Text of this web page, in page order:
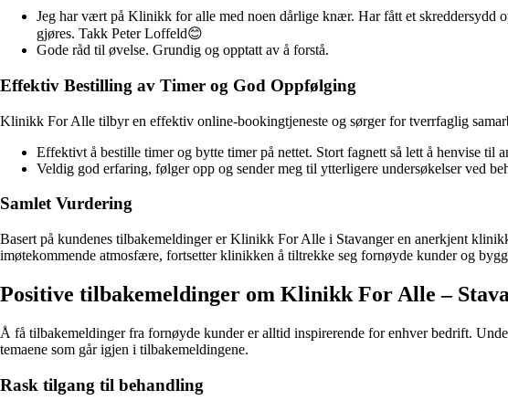
Jeg har vært på Klinikk for alle med noen dårlige knær. Har fått et skreddersydd
gjøres. Takk Peter Loffeld😊
Gode råd til øvelse. Grundig og opptatt av å forstå.
Effektiv Bestilling av Timer og God Oppfølging
Klinikk For Alle tilbyr en effektiv online-bookingtjeneste og sørger for tverrfaglig
Effektivt å bestille timer og bytte timer på nettet. Stort fagnett så lett å henvise til
Veldig god erfaring, følger opp og sender meg til ytterligere undersøkelser ved
Samlet Vurdering
Basert på kundenes tilbakemeldinger er Klinikk For Alle i Stavanger en anerkjent
imøtekommende atmosfære, fortsetter klinikken å tiltrekke seg fornøyde kunder og
Positive tilbakemeldinger om Klinikk For Alle –
Å få tilbakemeldinger fra fornøyde kunder er alltid inspirerende for enhver bedrift.
temaene som går igjen i tilbakemeldingene.
Rask tilgang til behandling